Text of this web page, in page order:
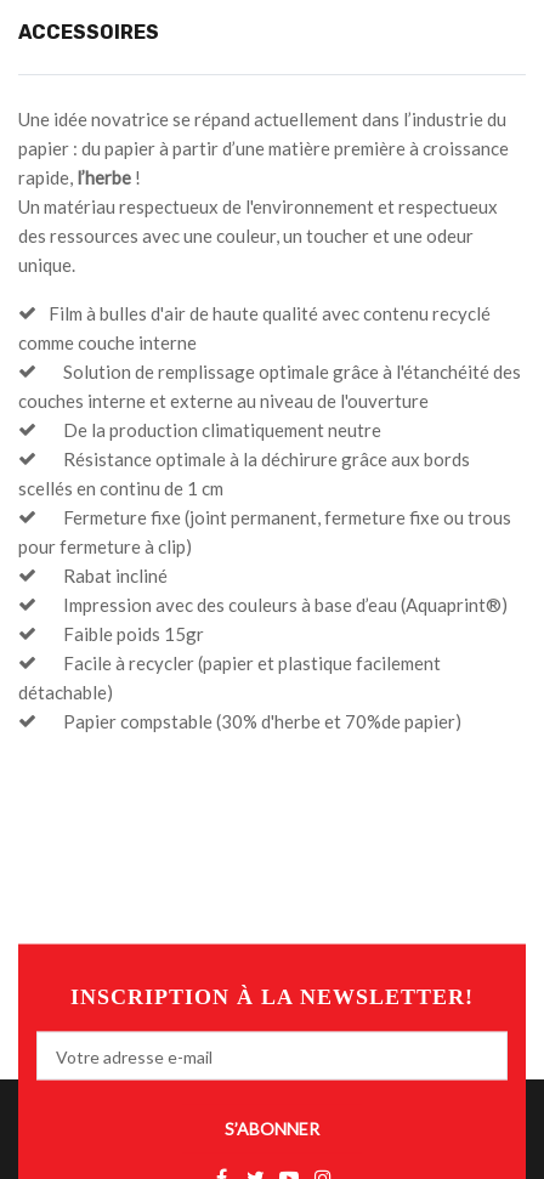
ACCESSOIRES
Une idée novatrice se répand actuellement dans l’industrie du
papier : du papier à partir d’une matière première à croissance
rapide, l’herbe !
Un matériau respectueux de l'environnement et respectueux
des ressources avec une couleur, un toucher et une odeur
unique.
Film à bulles d'air de haute qualité avec contenu recyclé
comme couche interne
Solution de remplissage optimale grâce à l'étanchéité des
couches interne et externe au niveau de l'ouverture
De la production climatiquement neutre
Résistance optimale à la déchirure grâce aux bords
scellés en continu de 1 cm
Fermeture fixe (joint permanent, fermeture fixe ou trous
pour fermeture à clip)
Rabat incliné
Impression avec des couleurs à base d’eau (Aquaprint®)
Faible poids 15gr
Facile à recycler (papier et plastique facilement
détachable)
Papier compstable (30% d'herbe et 70%de papier)
INSCRIPTION À LA NEWSLETTER!
S’ABONNER